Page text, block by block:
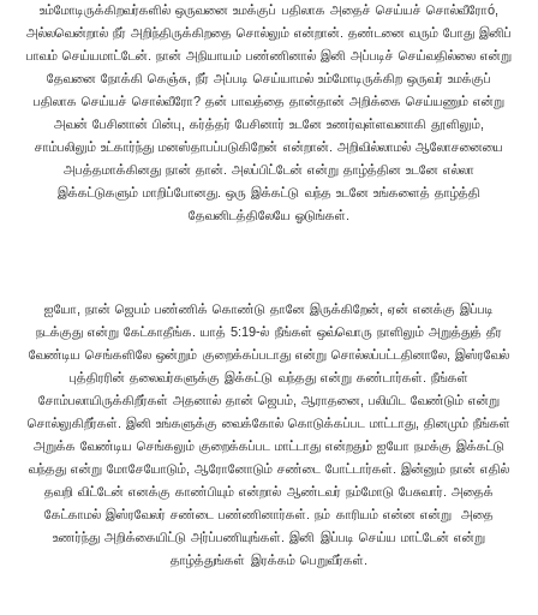
உம்மோடிருக்கிறவர்களில் ஒருவனை உமக்குப் பதிலாக அதைச் செய்யச் சொல்வீரோó,
அல்லவென்றால் நீர் அறிந்திருக்கிறதை சொல்லும் என்றான். தண்டனை வரும் போது இனிப்
பாவம் செய்யமாட்டேன். நான் அநியாயம் பண்ணினால் இனி அப்படிச் செய்வதில்லை என்று
தேவனை நோக்கி கெஞ்சு, நீர் அப்படி செய்யாமல் உம்மோடிருக்கிற ஒருவர் உமக்குப்
பதிலாக செய்யச் சொல்வீரோ? தன் பாவத்தை தான்தான் அறிக்கை செய்யணும் என்று
அவன் பேசினான் பின்பு, கர்த்தர் பேசினார் உடனே உணர்வுள்ளவனாகி தூளிலும்,
சாம்பலிலும் உட்கார்ந்து மனஸ்தாபப்படுகிறேன் என்றான். அறிவில்லாமல் ஆலோசனையை
அபத்தமாக்கினது நான் தான். அலப்பிட்டேன் என்று தாழ்த்தின உடனே எல்லா
இக்கட்டுகளும் மாறிப்போனது. ஒரு இக்கட்டு வந்த உடனே உங்களைத் தாழ்த்தி
தேவனிடத்திலேயே ஓடுங்கள்.
ஐயோ, நான் ஜெபம் பண்ணிக் கொண்டு தானே இருக்கிறேன், ஏன் எனக்கு இப்படி
நடக்குது என்று கேட்காதீங்க. யாத் 5:19-ல் நீங்கள் ஒவ்வொரு நாளிலும் அறுத்துத் தீர
வேண்டிய செங்களிலே ஒன்றும் குறைக்கப்படாது என்று சொல்லப்பட்டதினாலே, இஸ்ரவேல்
புத்திரரின் தலைவர்களுக்கு இக்கட்டு வந்தது என்று கண்டார்கள். நீங்கள்
சோம்பலாயிருக்கிறீர்கள் அதனால் தான் ஜெபம், ஆராதனை, பலியிட வேண்டும் என்று
சொல்லுகிறீர்கள். இனி உங்களுக்கு வைக்கோல் கொடுக்கப்பட மாட்டாது, தினமும் நீங்கள்
அறுக்க வேண்டிய செங்கலும் குறைக்கப்பட மாட்டாது என்றதும் ஐயோ நமக்கு இக்கட்டு
வந்தது என்று மோசேயோடும், ஆரோனோடும் சண்டை போட்டார்கள். இன்னும் நான் எதில்
தவறி விட்டேன் எனக்கு காண்பியும் என்றால் ஆண்டவர் நம்மோடு பேசுவார். அதைக்
கேட்காமல் இஸ்ரவேலர் சண்டை பண்ணினார்கள். நம் காரியம் என்ன என்று அதை
உணர்ந்து அறிக்கையிட்டு அர்ப்பணியுங்கள். இனி இப்படி செய்ய மாட்டேன் என்று
தாழ்த்துங்கள் இரக்கம் பெறுவீர்கள்.